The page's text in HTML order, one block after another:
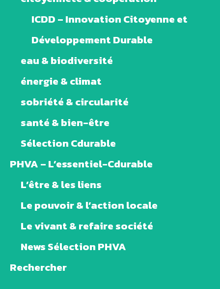
ICDD – Innovation Citoyenne et
Développement Durable
eau & biodiversité
énergie & climat
sobriété & circularité
santé & bien-être
Sélection Cdurable
PHVA – L’essentiel-Cdurable
L’être & les liens
Le pouvoir & l’action locale
Le vivant & refaire société
News Sélection PHVA
Rechercher